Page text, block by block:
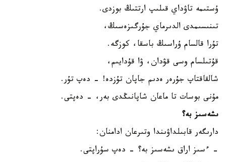
ۇستىمە تاۋداي قىلىپ ارتتىڭ بوزدى.
تىنىسىمدى الدىرماي جۇرگىزەسىڭ،
تۇرا قالسام ۇراسىڭ باسقا، كوزگە.
قۇتىلسام وسى قۋدان، ۋا قۇدايىم،
شالقاقتاپ جۇرەر ەدىم جاپان تۇزدە! - دەپ تۇر.
مۇنى بوسات تا ماعان شاپانىڭدى بەر، - دەپتى.
ىشەسىز بە؟
دارىگەر قابىلداۋىندا وتىرعان ادامنان:
- ءسىز اراق ىشەسىز بە؟ - دەپ سۇراپتى.